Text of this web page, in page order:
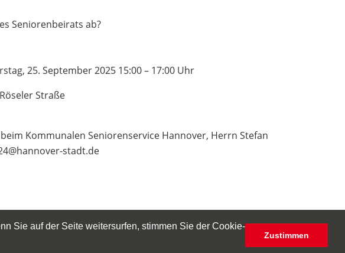
Sie auf der Seite weitersurfen, stimmen Sie der Cookie-
Zustimmen
Seniorenbeirats ab?
25. September 2025 15:00 – 17:00 Uhr
Straße
Kommunalen Seniorenservice Hannover, Herrn Stefan
stadt.de
Seniorenberatung-Hannover